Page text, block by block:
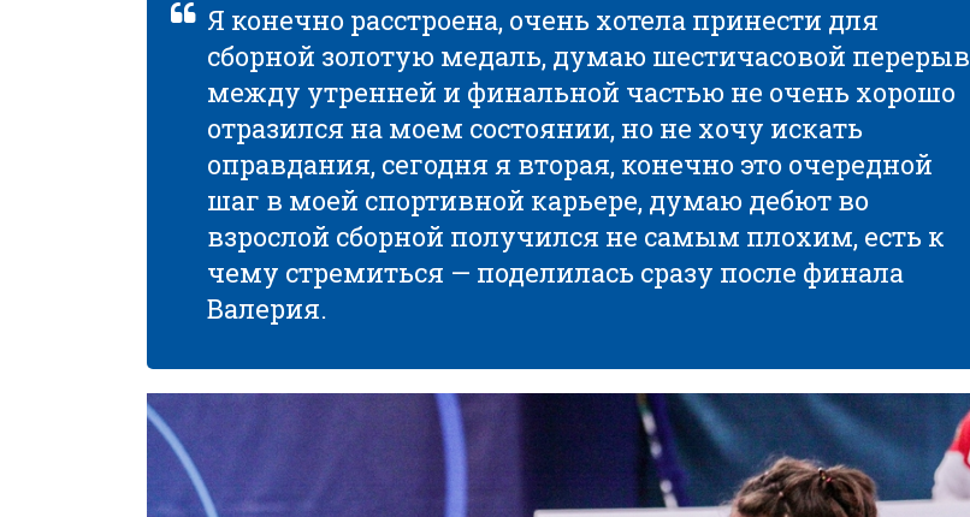
Я конечно расстроена, очень хотела принести для
сборной золотую медаль, думаю шестичасовой перерыв
между утренней и финальной частью не очень хорошо
отразился на моем состоянии, но не хочу искать
оправдания, сегодня я вторая, конечно это очередной
шаг в моей спортивной карьере, думаю дебют во
взрослой сборной получился не самым плохим, есть к
чему стремиться — поделилась сразу после финала
Валерия.